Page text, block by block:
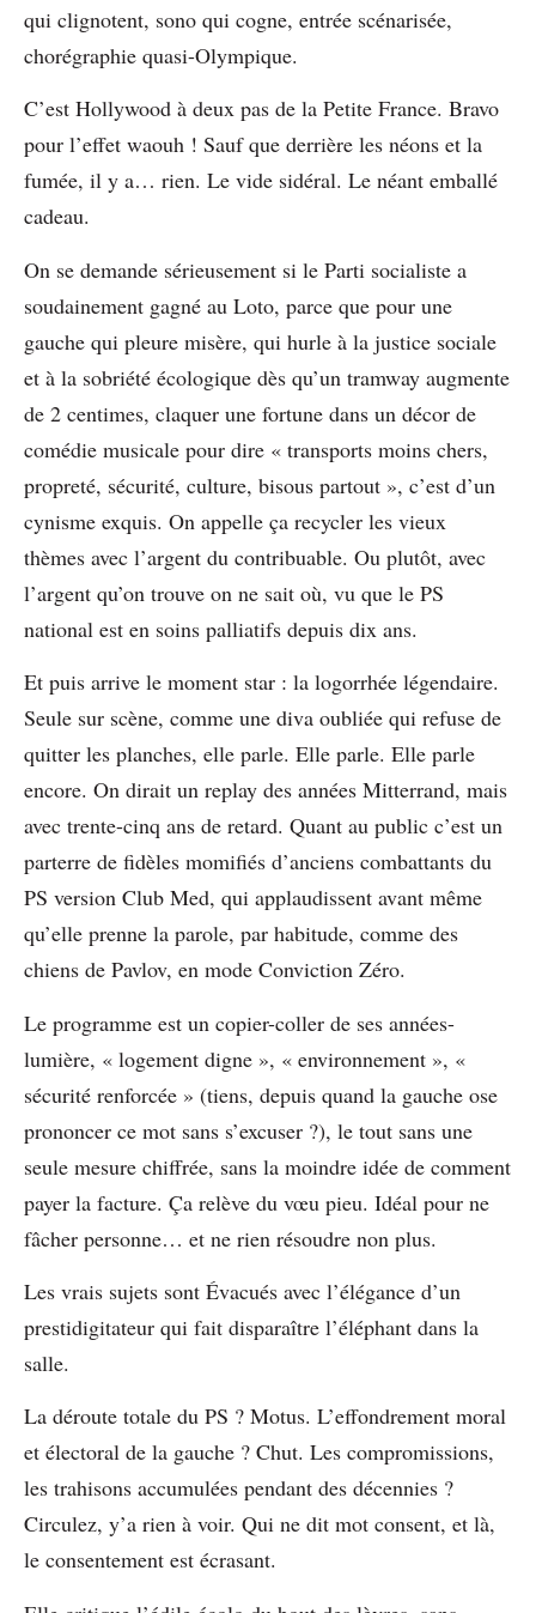
qui clignotent, sono qui cogne, entrée scénarisée,
chorégraphie quasi-Olympique.
C’est Hollywood à deux pas de la Petite France. Bravo
pour l’effet waouh ! Sauf que derrière les néons et la
fumée, il y a… rien. Le vide sidéral. Le néant emballé
cadeau.
On se demande sérieusement si le Parti socialiste a
soudainement gagné au Loto, parce que pour une
gauche qui pleure misère, qui hurle à la justice sociale
et à la sobriété écologique dès qu’un tramway augmente
de 2 centimes, claquer une fortune dans un décor de
comédie musicale pour dire « transports moins chers,
propreté, sécurité, culture, bisous partout », c’est d’un
cynisme exquis. On appelle ça recycler les vieux
thèmes avec l’argent du contribuable. Ou plutôt, avec
l’argent qu’on trouve on ne sait où, vu que le PS
national est en soins palliatifs depuis dix ans.
Et puis arrive le moment star : la logorrhée légendaire.
Seule sur scène, comme une diva oubliée qui refuse de
quitter les planches, elle parle. Elle parle. Elle parle
encore. On dirait un replay des années Mitterrand, mais
avec trente-cinq ans de retard. Quant au public c’est un
parterre de fidèles momifiés d’anciens combattants du
PS version Club Med, qui applaudissent avant même
qu’elle prenne la parole, par habitude, comme des
chiens de Pavlov, en mode Conviction Zéro.
Le programme est un copier-coller de ses années-
lumière, « logement digne », « environnement », «
sécurité renforcée » (tiens, depuis quand la gauche ose
prononcer ce mot sans s’excuser ?), le tout sans une
seule mesure chiffrée, sans la moindre idée de comment
payer la facture. Ça relève du vœu pieu. Idéal pour ne
fâcher personne… et ne rien résoudre non plus.
Les vrais sujets sont Évacués avec l’élégance d’un
prestidigitateur qui fait disparaître l’éléphant dans la
salle.
La déroute totale du PS ? Motus. L’effondrement moral
et électoral de la gauche ? Chut. Les compromissions,
les trahisons accumulées pendant des décennies ?
Circulez, y’a rien à voir. Qui ne dit mot consent, et là,
le consentement est écrasant.